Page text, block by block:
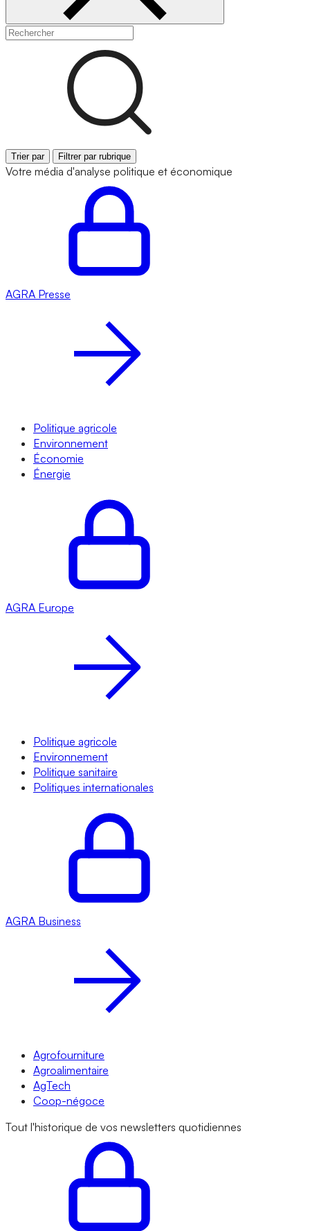
Trier par Filtrer par rubrique
Votre média d'analyse politique et économique
AGRA Presse
Politique agricole
Environnement
Économie
Énergie
AGRA Europe
Politique agricole
Environnement
Politique sanitaire
Politiques internationales
AGRA Business
Agrofourniture
Agroalimentaire
AgTech
Coop-négoce
Tout l'historique de vos newsletters quotidiennes